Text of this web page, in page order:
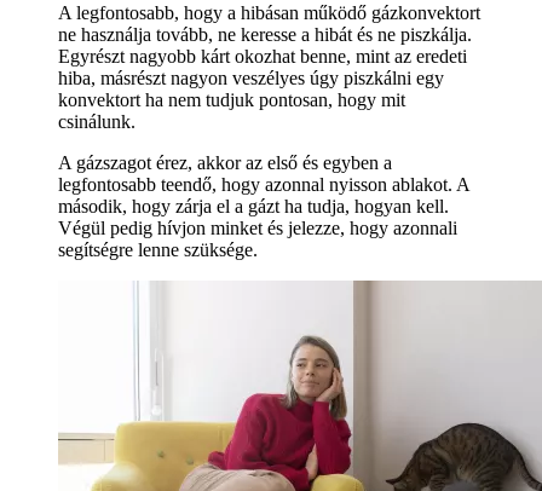
A legfontosabb, hogy a hibásan működő gázkonvektort
ne használja tovább, ne keresse a hibát és ne piszkálja.
Egyrészt nagyobb kárt okozhat benne, mint az eredeti
hiba, másrészt nagyon veszélyes úgy piszkálni egy
konvektort ha nem tudjuk pontosan, hogy mit
csinálunk.
A gázszagot érez, akkor az első és egyben a
legfontosabb teendő, hogy azonnal nyisson ablakot. A
második, hogy zárja el a gázt ha tudja, hogyan kell.
Végül pedig hívjon minket és jelezze, hogy azonnali
segítségre lenne szüksége.